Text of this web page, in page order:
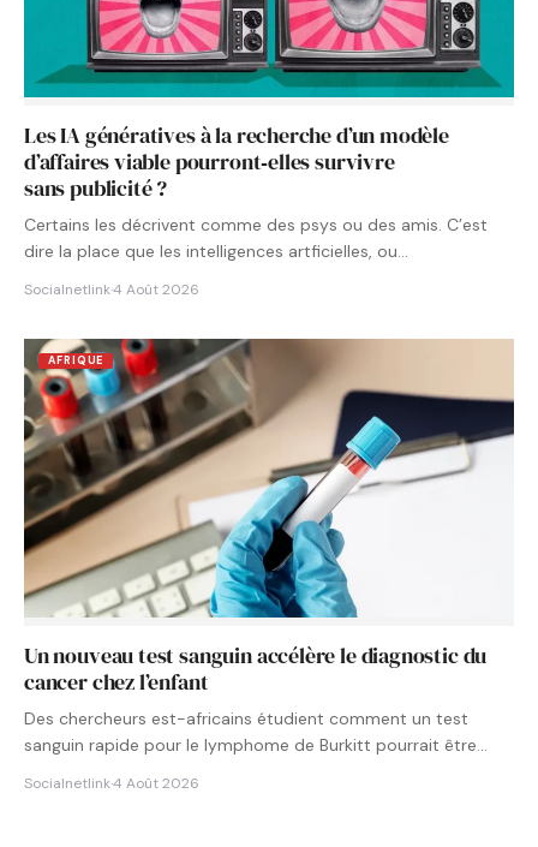
Les IA génératives à la recherche d’un modèle
d’affaires viable pourront‑elles survivre
sans publicité ?
Certains les décrivent comme des psys ou des amis. C’est
dire la place que les intelligences artficielles, ou…
Socialnetlink·4 Août 2026
AFRIQUE
Un nouveau test sanguin accélère le diagnostic du
cancer chez l’enfant
Des chercheurs est-africains étudient comment un test
sanguin rapide pour le lymphome de Burkitt pourrait être
Socialnetlink·4 Août 2026